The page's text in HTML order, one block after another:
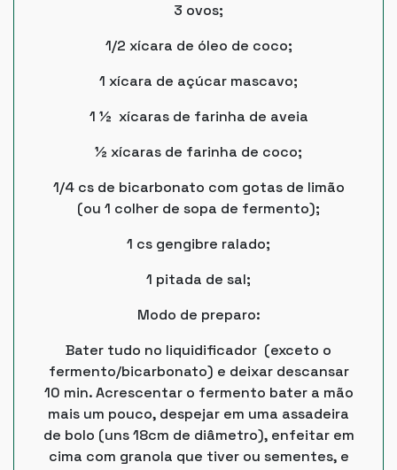
3 ovos;
1/2 xícara de óleo de coco;
1 xícara de açúcar mascavo;
1 ½ xícaras de farinha de aveia
½ xícaras de farinha de coco;
1/4 cs de bicarbonato com gotas de limão
(ou 1 colher de sopa de fermento);
1 cs gengibre ralado;
1 pitada de sal;
Modo de preparo:
Bater tudo no liquidificador (exceto o
fermento/bicarbonato) e deixar descansar
10 min. Acrescentar o fermento bater a mão
mais um pouco, despejar em uma assadeira
de bolo (uns 18cm de diâmetro), enfeitar em
cima com granola que tiver ou sementes, e